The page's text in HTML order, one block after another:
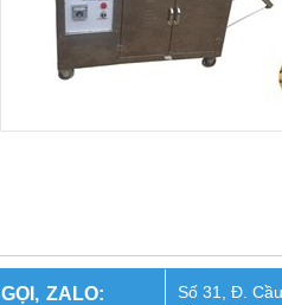
GỌI, ZALO:
Số 31, Đ.